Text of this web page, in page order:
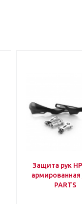
Защита рук
армированная
PARTS